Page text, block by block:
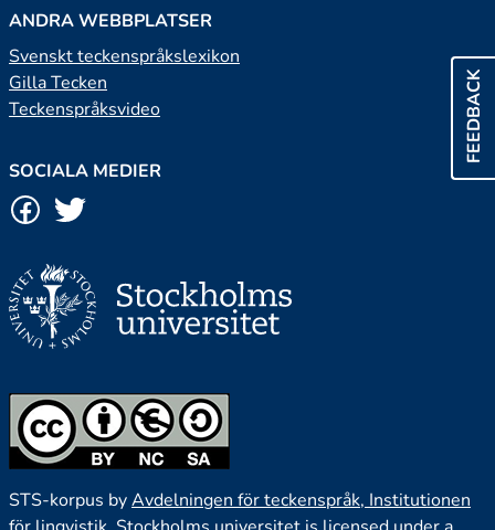
FEEDBACK
ANDRA WEBBPLATSER
Svenskt teckenspråkslexikon
Gilla Tecken
Teckenspråksvideo
SOCIALA MEDIER
STS-korpus byAvdelningen för teckenspråk, Institutionen